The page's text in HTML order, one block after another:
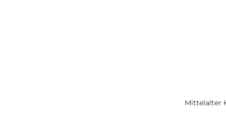
Mittelalter